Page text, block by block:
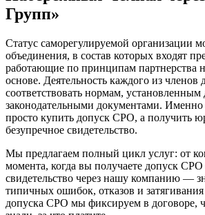
Групп»
Статус саморегулируемой организации
объединения, в состав которых входят
работающие по принципам партнерства
основе. Деятельность каждого из членов
соответствовать нормам,
законодательными документами.
просто купить допуск СРО, а получить
безупречное свидетельство.
Мы предлагаем полный цикл услуг: от
момента, когда вы получаете допуск
свидетельство через нашу компанию —
типичных ошибок, отказов и
допуска СРО мы фиксируем в договоре,